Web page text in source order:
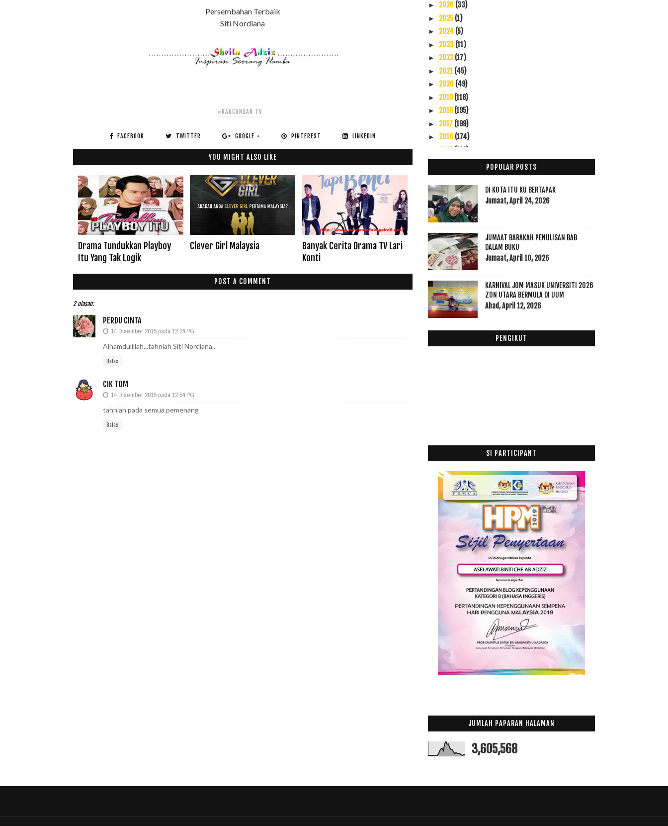
Persembahan Terbaik
Siti Nordiana
#RANCANGAN TV
FACEBOOK TWITTER GOOGLE + PINTEREST LINKEDIN
YOU MIGHT ALSO LIKE
Drama Tundukkan Playboy
Itu Yang Tak Logik
Clever Girl Malaysia
Banyak Cerita Drama TV Lari
Konti
POST A COMMENT
2 ulasan:
PERDU CINTA
14 Disember 2015 pada 12:24 PG
Alhamdulillah...tahniah Siti Nordiana..
Balas
CIK TOM
14 Disember 2015 pada 12:54 PG
tahniah pada semua pemenang
Balas
► 2026 (33)
► 2025 (1)
► 2024 (5)
► 2023 (11)
► 2022(17)
► 2021 (45)
► 2020 (49)
► 2019(118)
► 2018(195)
► 2017 (199)
► 2016 (174)
▼Disember(60)
10 CPUV 29 Disember 2015
Melabur Saham Akhirat
Nama 25 para rasul dalam 3 bahasa, Arab, Inggeris
...
Replika Rumah Baginda Rasulullah SAW
Aziz Desa Meninggal Dunia
Rasulullah SAW Memuliakan Golongan Miskin
Hidup Mu Untuk Ummah, Hidup Ku Untuk Diri Sendiri
Jagat, bukan filem 'biasa-biasa' - Hassan Muthalib
Tips Minum Sunnah Rasulullah SAW
Rasulullah SAW Ketawa Sehingga Menangis
30 Kelebihan Selawat Ke Atas Nabi
Jenazah Lima Beranak Selamat Dikebumi
Sakit Hati Bila Anak Buat Sepah
Pak cik Henset sudah dapat duit dia semula
Bila Kucing Tersepit
Burger Port Lepak
Peraduan Jemputan Malam Gala Langit Cinta
Tips Buang Lemak Turun Temurun
Adakah Anak Kita Sebegini?
Manage Your Laudry
Filem Yahudi dan Al Quran
Kes Tipu Pakcik Beli Handset
Dah Rasa Daging Bakar Chenta Mama
Terpaksa Tolak Rezeki
Bil Makan Tengahari 19 Orang, RM1,131
Jalan-jalan Cari Makan Nasi Daging Bakar Femes di ...
Ikan Tongkol Gulai Kuning
Nana Juara Gegar Vaganza 2
Puding Roti Kukus
Rezeki Yang Mahu Ditolak
Kuih Paling Senang Nak Buat dan Murah
Google Adsense
POPULAR POSTS
DI KOTA ITU KU BERTAPAK
Jumaat, April 24, 2026
JUMAAT BARAKAH PENULISAN BAB
DALAM BUKU
Jumaat, April 10, 2026
KARNIVAL JOM MASUK UNIVERSITI 2026
ZON UTARA BERMULA DI UUM
Ahad, April 12, 2026
PENGIKUT
SI PARTICIPANT
JUMLAH PAPARAN HALAMAN
3,605,568